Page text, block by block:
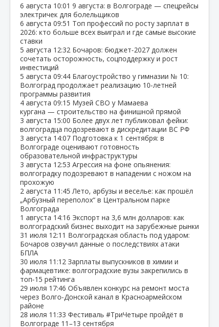
6 августа 10:01 9 августа: в Волгограде — спецрейсы
электричек для болельщиков
6 августа 09:51 Топ профессий по росту зарплат в
2026: кто больше всех выиграл и где самые высокие
ставки
5 августа 12:32 Бочаров: бюджет‑2027 должен
сочетать осторожность, соцподдержку и рост
инвестиций
5 августа 09:44 Благоустройство у гимназии № 10:
Волгоград продолжает реализацию 10‑летней
программы развития
4 августа 09:15 Музей СВО у Мамаева
кургана — строительство на финишной прямой
3 августа 15:00 Более двух лет публиковал фейки:
волгоградца подозревают в дискредитации ВС РФ
3 августа 14:07 Подготовка к 1 сентября: в
Волгограде оценивают готовность
образовательной инфраструктуры
3 августа 12:53 Агрессия на фоне опьянения:
волгоградку подозревают в нападении с ножом на
прохожую
2 августа 11:45 Лето, арбузы и веселье: как прошёл
„Арбузный переполох“ в Центральном парке
Волгограда
1 августа 14:16 Экспорт на 3,6 млн долларов: как
волгоградский бизнес выходит на зарубежные рынки
31 июля 12:11 Волгоградская область под ударом:
Бочаров озвучил данные о последствиях атаки
БПЛА
30 июля 11:12 Зарплаты выпускников в химии и
фармацевтике: волгоградские вузы закрепились в
топ‑15 рейтинга
29 июля 17:46 Объявлен конкурс на ремонт моста
через Волго‑Донской канал в Красноармейском
районе
28 июля 11:33 Фестиваль #ТриЧетыре пройдёт в
Волгограде 11–13 сентября